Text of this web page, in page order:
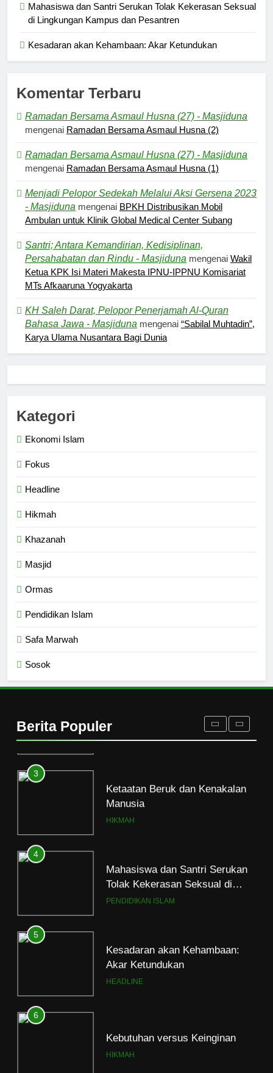
Mahasiswa dan Santri Serukan Tolak Kekerasan Seksual
di Lingkungan Kampus dan Pesantren
Kesadaran akan Kehambaan: Akar Ketundukan
Komentar Terbaru
Ramadan Bersama Asmaul Husna (27) - Masjiduna
mengenai Ramadan Bersama Asmaul Husna (2)
Ramadan Bersama Asmaul Husna (27) - Masjiduna
mengenai Ramadan Bersama Asmaul Husna (1)
Menjadi Pelopor Sedekah Melalui Aksi Gersena 2023
- Masjiduna mengenai BPKH Distribusikan Mobil
Ambulan untuk Klinik Global Medical Center Subang
Santri; Antara Kemandirian, Kedisiplinan,
Persahabatan dan Rindu - Masjiduna mengenai Wakil
Ketua KPK Isi Materi Makesta IPNU-IPPNU Komisariat
MTs Afkaaruna Yogyakarta
KH Saleh Darat, Pelopor Penerjamah Al-Quran
Bahasa Jawa - Masjiduna mengenai “Sabilal Muhtadin”,
Karya Ulama Nusantara Bagi Dunia
Kategori
Ekonomi Islam
Fokus
Headline
Hikmah
Khazanah
Masjid
Ormas
Pendidikan Islam
Safa Marwah
Sosok
Berita Populer
5
Akar Ketundukan
HEADLINE
Kebutuhan versus Keinginan
7
2
HIKMAH
3
Manusia
4
Tolak Kekerasan Seksual di
Lingkungan Kampus dan
Pesantren
5
Akar Ketundukan
6